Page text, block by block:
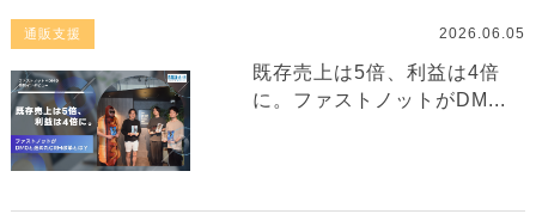
通販支援 2026.06.05
既存売上は5倍、利益は4倍
に。ファストノットがDM...